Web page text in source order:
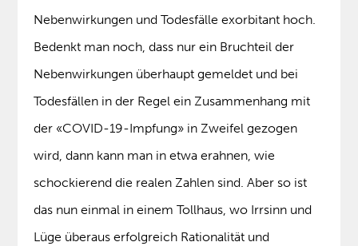
Nebenwirkungen und Todesfälle exorbitant hoch.
Bedenkt man noch, dass nur ein Bruchteil der
Nebenwirkungen überhaupt gemeldet und bei
Todesfällen in der Regel ein Zusammenhang mit
der «COVID-19-Impfung» in Zweifel gezogen
wird, dann kann man in etwa erahnen, wie
schockierend die realen Zahlen sind. Aber so ist
das nun einmal in einem Tollhaus, wo Irrsinn und
Lüge überaus erfolgreich Rationalität und